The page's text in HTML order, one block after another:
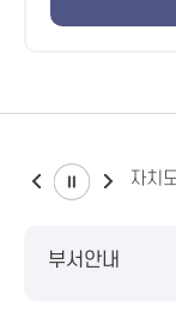
전북특별자치
부서안내